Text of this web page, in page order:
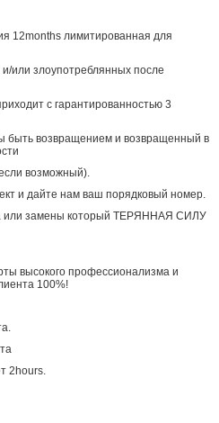
12months лимитированная для
или злоупотреблянных после
с гарантированностью 3
быть возвращением и возвращенный в
возможный).
и дайте нам ваш порядковый номер.
или замены который ТЕРЯННАЯ СИЛУ
высокого профессионализма и
100%!
2hours.